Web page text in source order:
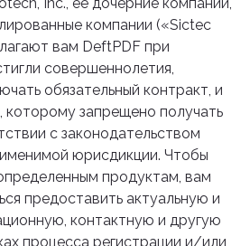
компании («Sictec
вам DeftPDF при
совершеннолетия,
обязательный контракт, и
которому запрещено получать
с законодательством
юрисдикции. Чтобы
продуктам, вам
предоставить актуальную и
контактную и другую
процесса регистрации и/или